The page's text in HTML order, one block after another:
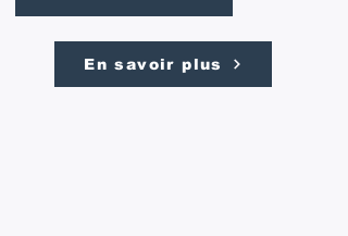
En savoir plus